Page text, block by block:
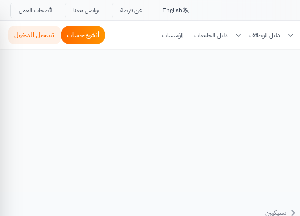
English عن فرصة تواصل معنا لأصحاب العمل
دليل الوظائف دليل الجامعات المؤسسات أنشئ حساب تسجيل الدخول
تشيكيين